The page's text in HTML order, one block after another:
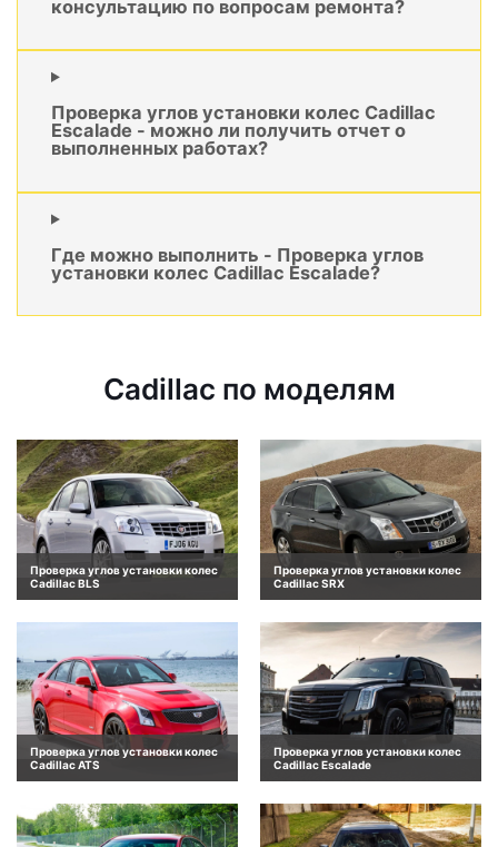
консультацию по вопросам ремонта?
Проверка углов установки колес Cadillac
Escalade - можно ли получить отчет о
выполненных работах?
Где можно выполнить - Проверка углов
установки колес Cadillac Escalade?
Cadillac по моделям
Проверка углов установки колес
Cadillac BLS
Проверка углов установки колес
Cadillac SRX
Проверка углов установки колес
Cadillac ATS
Проверка углов установки колес
Cadillac Escalade